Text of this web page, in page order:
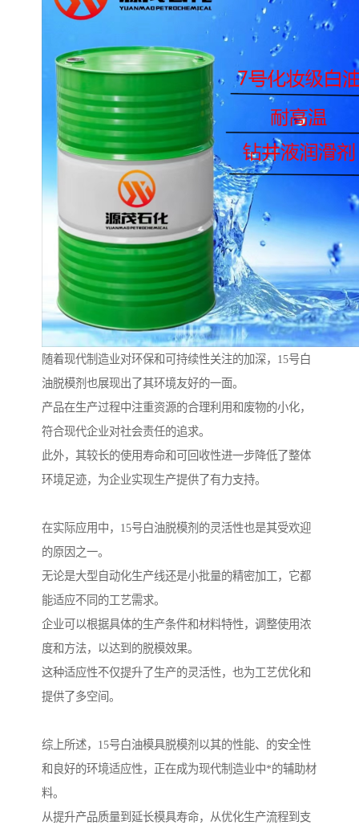
随着现代制造业对环保和可持续性关注的加深，15号白
油脱模剂也展现出了其环境友好的一面。
产品在生产过程中注重资源的合理利用和废物的小化，
符合现代企业对社会责任的追求。
此外，其较长的使用寿命和可回收性进一步降低了整体
环境足迹，为企业实现生产提供了有力支持。
在实际应用中，15号白油脱模剂的灵活性也是其受欢迎
的原因之一。
无论是大型自动化生产线还是小批量的精密加工，它都
能适应不同的工艺需求。
企业可以根据具体的生产条件和材料特性，调整使用浓
度和方法，以达到的脱模效果。
这种适应性不仅提升了生产的灵活性，也为工艺优化和
提供了多空间。
综上所述，15号白油模具脱模剂以其的性能、的安全性
和良好的环境适应性，正在成为现代制造业中*的辅助材
料。
从提升产品质量到延长模具寿命，从优化生产流程到支